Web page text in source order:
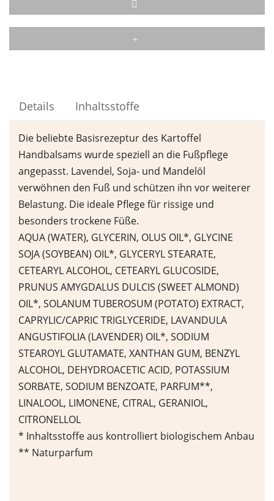
Details Inhaltsstoffe
Die beliebte Basisrezeptur des Kartoffel
Handbalsams wurde speziell an die Fußpflege
angepasst. Lavendel, Soja- und Mandelöl
verwöhnen den Fuß und schützen ihn vor weiterer
Belastung. Die ideale Pflege für rissige und
besonders trockene Füße.
AQUA (WATER), GLYCERIN, OLUS OIL*, GLYCINE
SOJA (SOYBEAN) OIL*, GLYCERYL STEARATE,
CETEARYL ALCOHOL, CETEARYL GLUCOSIDE,
PRUNUS AMYGDALUS DULCIS (SWEET ALMOND)
OIL*, SOLANUM TUBEROSUM (POTATO) EXTRACT,
CAPRYLIC/CAPRIC TRIGLYCERIDE, LAVANDULA
ANGUSTIFOLIA (LAVENDER) OIL*, SODIUM
STEAROYL GLUTAMATE, XANTHAN GUM, BENZYL
ALCOHOL, DEHYDROACETIC ACID, POTASSIUM
SORBATE, SODIUM BENZOATE, PARFUM**,
LINALOOL, LIMONENE, CITRAL, GERANIOL,
CITRONELLOL
* Inhaltsstoffe aus kontrolliert biologischem Anbau
** Naturparfum